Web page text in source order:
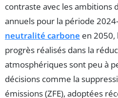
contraste avec les ambitions
annuels pour la période
neutralité carbone en 2050,
progrès réalisés dans la
atmosphériques sont peu à
décisions comme la
émissions (ZFE), adoptées